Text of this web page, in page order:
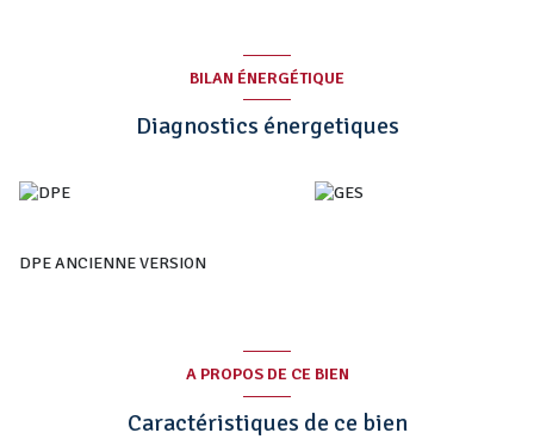
BILAN ÉNERGÉTIQUE
Diagnostics énergetiques
DPE ANCIENNE VERSION
A PROPOS DE CE BIEN
Caractéristiques de ce bien